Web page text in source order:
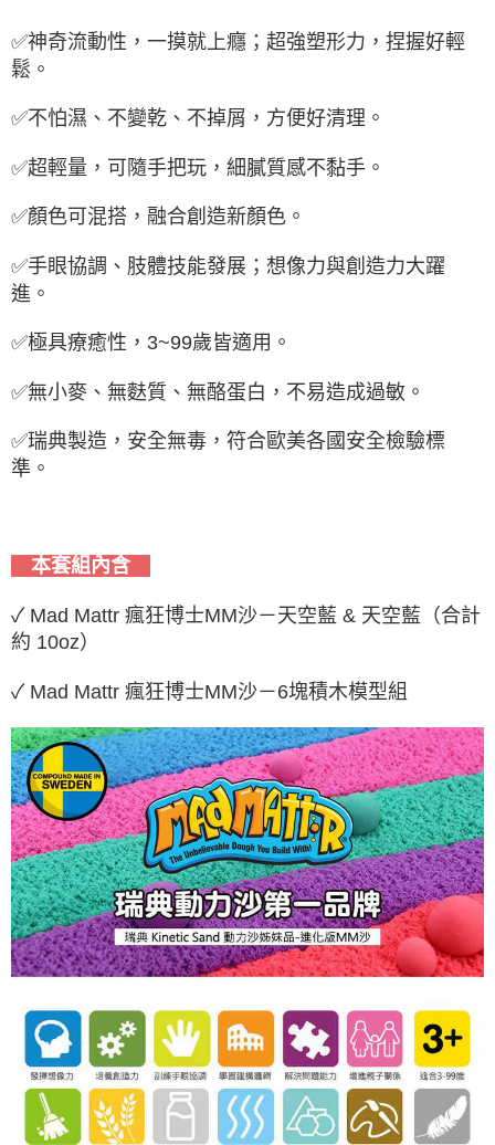
✅神奇流動性，一摸就上癮；超強塑形力，捏握好輕
鬆。
✅不怕濕、不變乾、不掉屑，方便好清理。
✅超輕量，可隨手把玩，細膩質感不黏手。
✅顏色可混搭，融合創造新顏色。
✅手眼協調、肢體技能發展；想像力與創造力大躍
進。
✅極具療癒性，3~99歲皆適用。
✅無小麥、無麩質、無酪蛋白，不易造成過敏。
✅瑞典製造，安全無毒，符合歐美各國安全檢驗標
準。
本套組內含
✓ Mad Mattr 瘋狂博士MM沙－天空藍 & 天空藍（合計
約 10oz）
✓ Mad Mattr 瘋狂博士MM沙－6塊積木模型組